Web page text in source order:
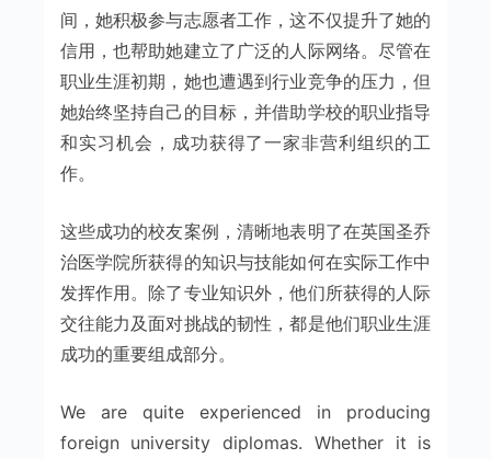
间，她积极参与志愿者工作，这不仅提升了她的
信用，也帮助她建立了广泛的人际网络。尽管在
职业生涯初期，她也遭遇到行业竞争的压力，但
她始终坚持自己的目标，并借助学校的职业指导
和实习机会，成功获得了一家非营利组织的工
作。
这些成功的校友案例，清晰地表明了在英国圣乔
治医学院所获得的知识与技能如何在实际工作中
发挥作用。除了专业知识外，他们所获得的人际
交往能力及面对挑战的韧性，都是他们职业生涯
成功的重要组成部分。
We are quite experienced in producing
foreign university diplomas. Whether it is